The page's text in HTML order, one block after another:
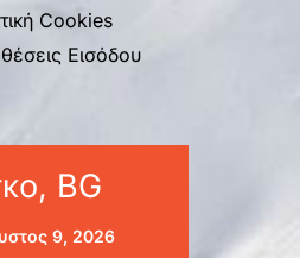
Cookies
Εισόδου
BG
9, 2026